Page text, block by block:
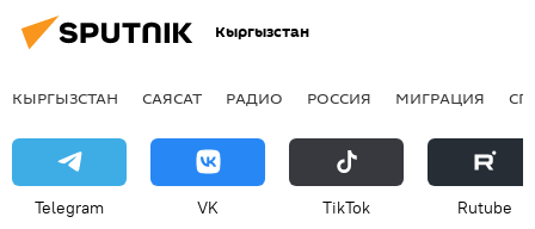
Кыргызстан
КЫРГЫЗСТАН САЯСАТ РАДИО РОССИЯ МИГРАЦИЯ
Telegram VK ТikТоk Rutube